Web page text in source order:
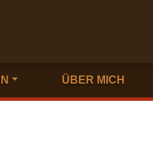
ÜBER MICH